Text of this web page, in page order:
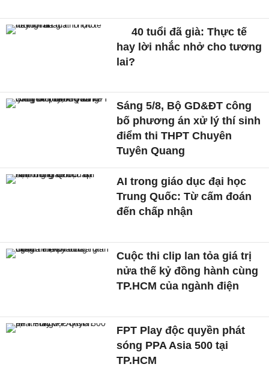
40 tuổi đã già: Thực tế
hay lời nhắc nhở cho tương
lai?
Sáng 5/8, Bộ GD&ĐT công
bố phương án xử lý thí sinh
điểm thi THPT Chuyên
Tuyên Quang
AI trong giáo dục đại học
Trung Quốc: Từ cấm đoán
đến chấp nhận
Cuộc thi clip lan tỏa giá trị
nửa thế kỷ đồng hành cùng
TP.HCM của ngành điện
FPT Play độc quyền phát
sóng PPA Asia 500 tại
TP.HCM